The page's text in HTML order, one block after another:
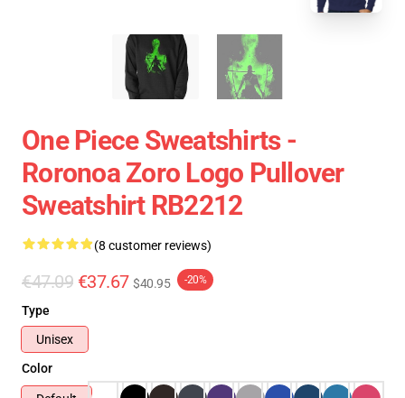
One Piece Sweatshirts -
Roronoa Zoro Logo Pullover
Sweatshirt RB2212
(8 customer reviews)
€47.09 €37.67 $40.95 -20%
Type
Unisex
Color